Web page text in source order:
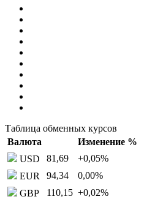
Таблица обменных курсов
Валюта
Изменение %
USD
81,69 +0,05%
EUR
94,34 0,00%
GBP
110,15 +0,02%